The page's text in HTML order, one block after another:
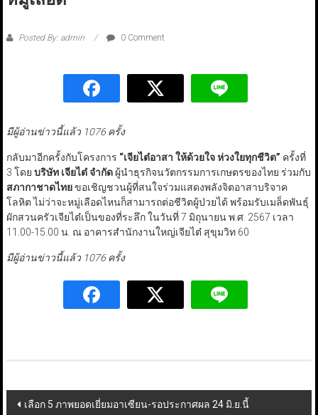
Posted By: admin 0 Comment
มีผู้อ่านข่าวนี้แล้ว 1076 ครั้ง
กลับมาอีกครั้งกับโครงการ “เจียไต๋อาสา ให้ด้วยใจ ห่วงใยทุกชีวิต” ครั้งที่
3 โดย บริษัท เจียไต๋ จำกัดผู้นำธุรกิจนวัตกรรมการเกษตรของไทย ร่วมกับ
สภากาชาดไทยขอเชิญชวนผู้ที่สนใจร่วมแสดงพลังจิตอาสาบริจาค
โลหิต ไม่ว่าจะหมู่เลือดไหนก็สามารถต่อชีวิตผู้ป่วยได้ พร้อมรับเมล็ดพันธุ์
ผักสวนครัวเจียไต๋เป็นของที่ระลึก ในวันที่ 7 มิถุนายน พ.ศ. 2567 เวลา
11.00-15.00 น. ณ อาคารสำนักงานใหญ่เจียไต๋ สุขุมวิท 60
มีผู้อ่านข่าวนี้แล้ว 1076 ครั้ง
Post
เลือก 5 ภาพยอดเยี่ยมอาเซียน-รอประกาศผล 24 มิ.ย.นี้